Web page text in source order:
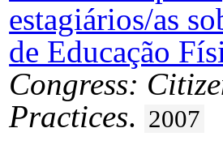
estagiários/as
de Educação
Congress:
Practices. 2007